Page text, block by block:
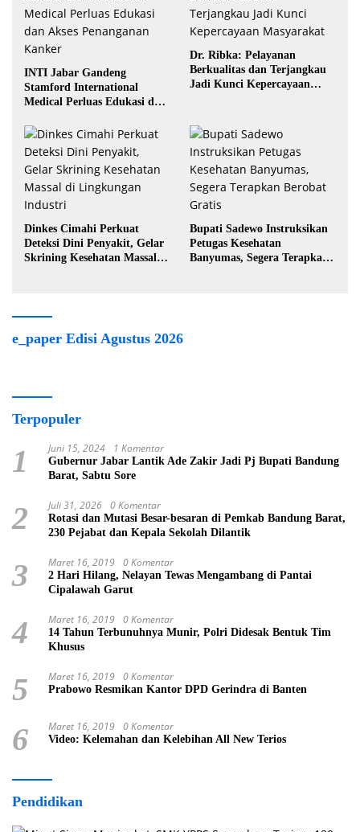
INTI Jabar Gandeng
Stamford International
Medical Perluas Edukasi dan
Dr. Ribka: Pelayanan
Berkualitas dan Terjangkau
Jadi Kunci Kepercayaan
Dinkes Cimahi Perkuat
Deteksi Dini Penyakit, Gelar
Skrining Kesehatan Massal di
Bupati Sadewo Instruksikan
Petugas Kesehatan
Banyumas, Segera Terapkan
e_paper Edisi Agustus 2026
Terpopuler
1 Juni 15, 2024 1 Komentar
Gubernur Jabar Lantik Ade Zakir Jadi Pj Bupati Bandung
Barat, Sabtu Sore
2 Juli 31, 2026 0 Komentar
Rotasi dan Mutasi Besar-besaran di Pemkab Bandung Barat,
230 Pejabat dan Kepala Sekolah Dilantik
3 Maret 16, 2019 0 Komentar
2 Hari Hilang, Nelayan Tewas Mengambang di Pantai
Cipalawah Garut
4 Maret 16, 2019 0 Komentar
14 Tahun Terbunuhnya Munir, Polri Didesak Bentuk Tim
Khusus
5 Maret 16, 2019 0 Komentar
Prabowo Resmikan Kantor DPD Gerindra di Banten
6 Maret 16, 2019 0 Komentar
Video: Kelemahan dan Kelebihan All New Terios
Pendidikan